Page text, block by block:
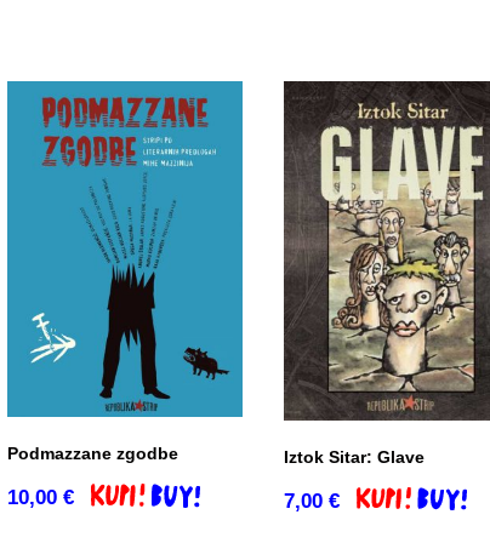
Podmazzane zgodbe
10,00 € Dodaj v košarico
Iztok Sitar: Glave
7,00 € Dodaj v